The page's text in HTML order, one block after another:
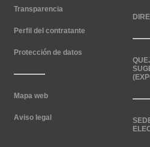
Transparencia
Perfil del contratante
Protección de datos
Mapa web
Aviso legal